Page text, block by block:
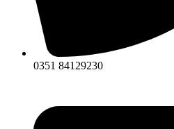
0351 84129230